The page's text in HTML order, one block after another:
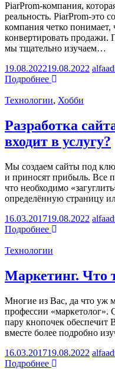
PiarProm-компания,
реальность. PiarProm-это
компания четко
конвертировать продажи.
мы тщательно изучаем…
19.08.202219.08.2022
Подробнее
Технологии, Хобби
Разработка
входит в услугу?
Мы создаем сайты под
и приносят прибыль. Все
что необходимо
определённую страницу
16.03.201719.08.2022
Подробнее
Технологии
Маркетинг. Что
Многие из Вас, да что уж
профессии «маркетолог».
пару кнопочек
вместе более подробно
16.03.201719.08.2022
Подробнее